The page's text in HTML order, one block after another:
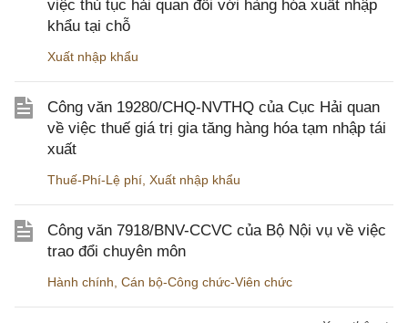
việc thủ tục hải quan đối với hàng hóa xuất nhập
khẩu tại chỗ
Xuất nhập khẩu
Công văn 19280/CHQ-NVTHQ của Cục Hải quan
về việc thuế giá trị gia tăng hàng hóa tạm nhập tái
xuất
Thuế-Phí-Lệ phí Xuất nhập khẩu
Công văn 7918/BNV-CCVC của Bộ Nội vụ về việc
trao đổi chuyên môn
Hành chính Cán bộ-Công chức-Viên chức